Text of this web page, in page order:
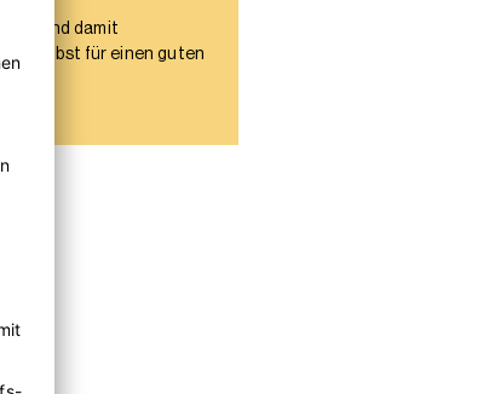
und damit
wir selbst für einen guten